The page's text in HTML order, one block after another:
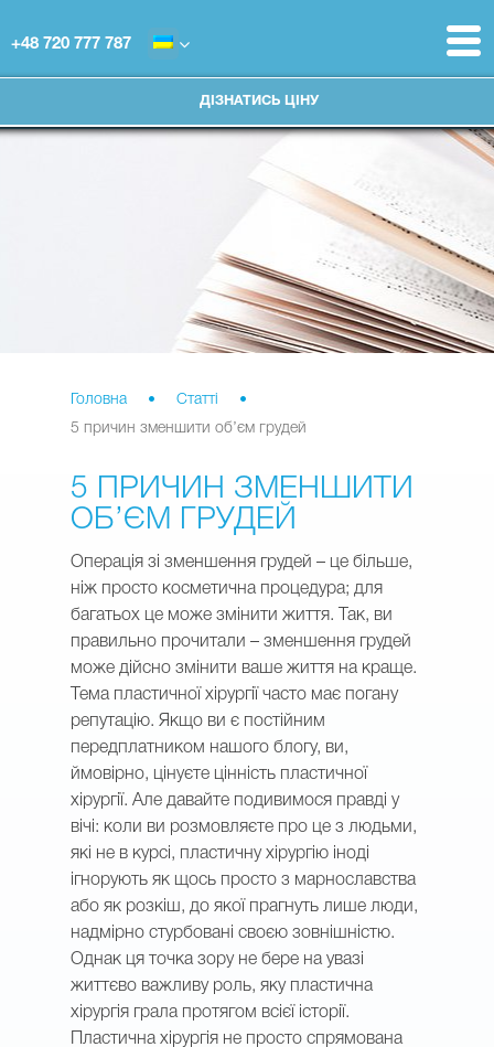
+48 720 777 787
ДІЗНАТИСЬ ЦІНУ
Головна • Статті
•
5 причин зменшити об’єм грудей
5 ПРИЧИН ЗМЕНШИТИ
ОБ’ЄМ ГРУДЕЙ
Операція зі зменшення грудей – це більше,
ніж просто косметична процедура; для
багатьох це може змінити життя. Так, ви
правильно прочитали – зменшення грудей
може дійсно змінити ваше життя на краще.
Тема пластичної хірургії часто має погану
репутацію. Якщо ви є постійним
передплатником нашого блогу, ви,
ймовірно, цінуєте цінність пластичної
хірургії. Але давайте подивимося правді у
вічі: коли ви розмовляєте про це з людьми,
які не в курсі, пластичну хірургію іноді
ігнорують як щось просто з марнославства
або як розкіш, до якої прагнуть лише люди,
надмірно стурбовані своєю зовнішністю.
Однак ця точка зору не бере на увазі
життєво важливу роль, яку пластична
хірургія грала протягом всієї історії.
Пластична хірургія не просто спрямована